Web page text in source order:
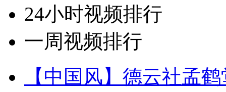
24小时视频排行
一周视频排行
【中国风】德云社孟